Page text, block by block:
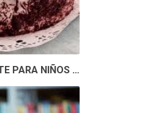
PARA NIÑOS …